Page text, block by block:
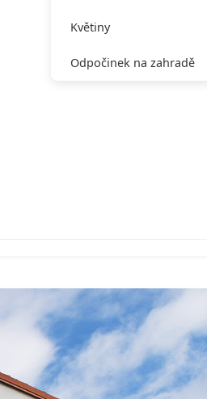
Květiny
Odpočinek na zahradě